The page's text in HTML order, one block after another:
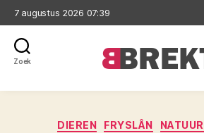
7 augustus 2026 07:39
Zoek
DIEREN FRYSLÂN